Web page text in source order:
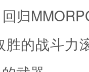
归
的战斗力